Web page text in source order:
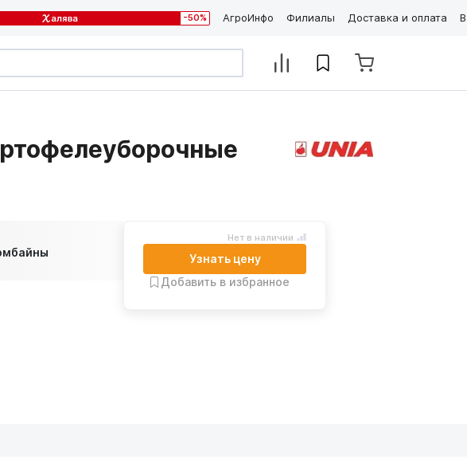
-50% АгроИнфо Филиалы Доставка и оплата
Нет в наличии
Узнать цену
Добавить в избранное